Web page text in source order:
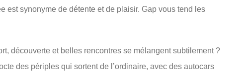
est synonyme de détente et de plaisir. Gap vous tend les
découverte et belles rencontres se mélangent subtilement ?
des périples qui sortent de l’ordinaire, avec des autocars